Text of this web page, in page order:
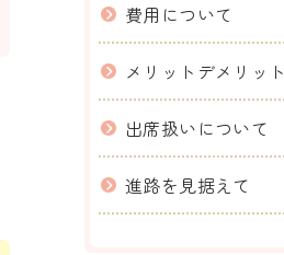
費用について
メリットデメリット
出席扱いについて
進路を見据えて